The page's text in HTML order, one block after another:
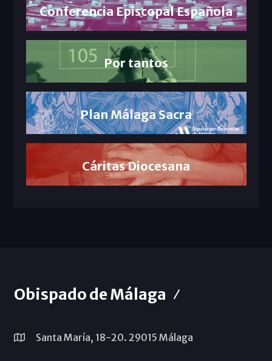
Conferencia Episcopal Española
Por tantos
Plan Málaga Sacra
Cáritas Diocesana
Obispado de Málaga
Santa María, 18-20. 29015 Málaga